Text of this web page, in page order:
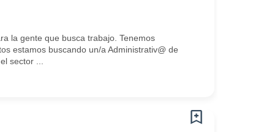
la gente que busca trabajo. Tenemos
estamos buscando un/a Administrativ@ de
sector ...